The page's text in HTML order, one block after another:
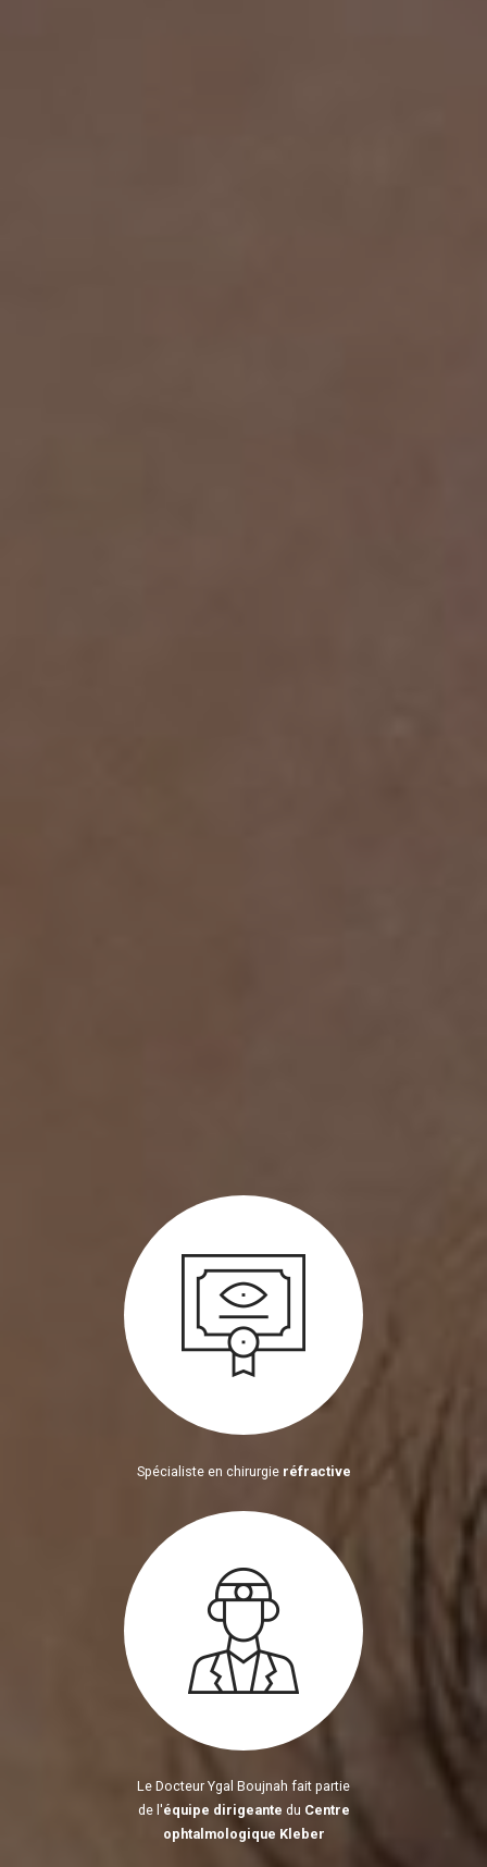
Spécialiste en chirurgie réfractive
Le Docteur Ygal Boujnah fait partie
de l'équipe dirigeante du Centre
ophtalmologique Kleber